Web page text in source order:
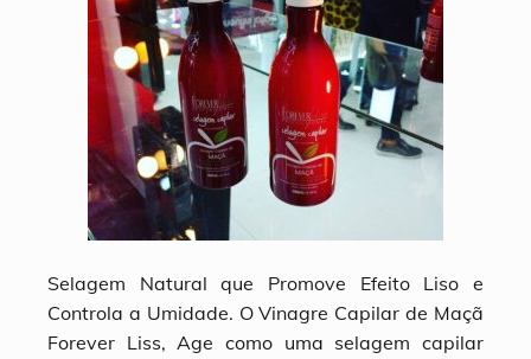
Selagem Natural que Promove Efeito Liso e
Controla a Umidade. O Vinagre Capilar de Maçã
Forever Liss, Age como uma selagem capilar